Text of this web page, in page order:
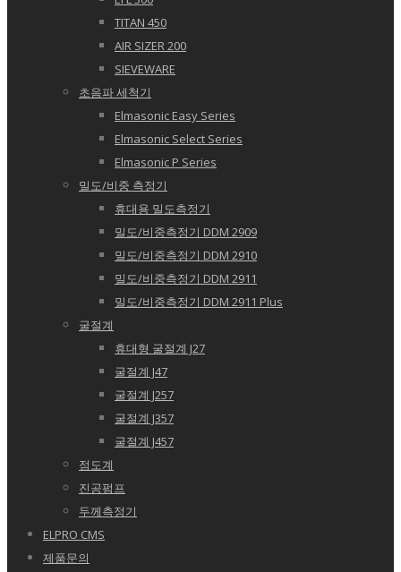
TITAN 450
AIR SIZER 200
SIEVEWARE
초음파 세척기
Elmasonic Easy Series
Elmasonic Select Series
Elmasonic P Series
밀도/비중 측정기
휴대용 밀도측정기
밀도/비중측정기 DDM 2909
밀도/비중측정기 DDM 2910
밀도/비중측정기 DDM 2911
밀도/비중측정기 DDM 2911 Plus
굴절계
휴대형 굴절계 J27
굴절계 J47
굴절계 J257
굴절계 J357
굴절계 J457
점도계
진공펌프
두께측정기
ELPRO CMS
제품문의